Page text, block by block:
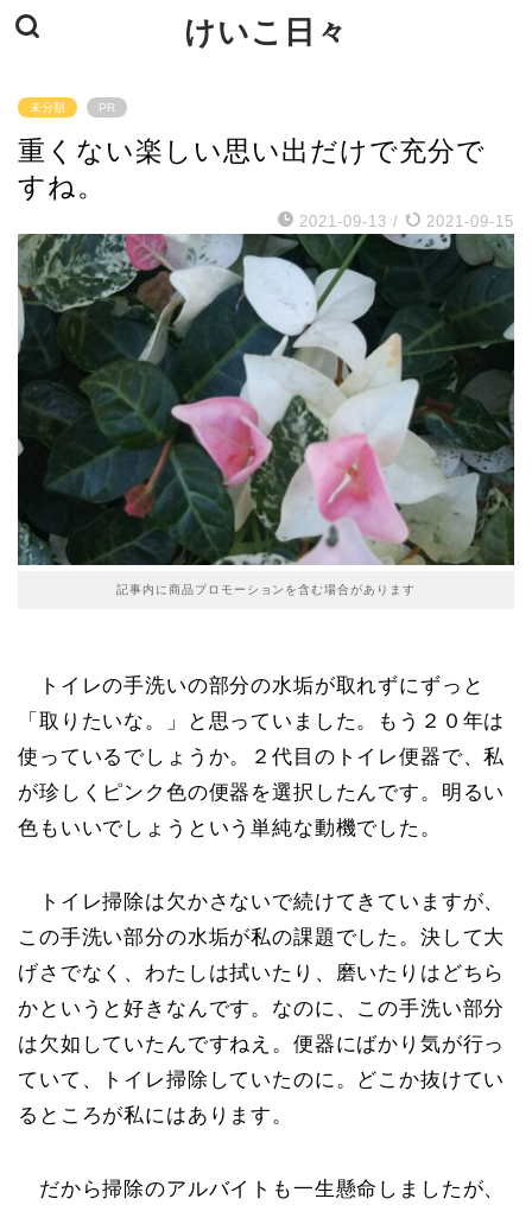
けいこ日々
未分類 PR
重くない楽しい思い出だけで充分で
すね。
2021-09-13 / 2021-09-15
記事内に商品プロモーションを含む場合があります
トイレの手洗いの部分の水垢が取れずにずっと
「取りたいな。」と思っていました。もう２０年は
使っているでしょうか。２代目のトイレ便器で、私
が珍しくピンク色の便器を選択したんです。明るい
色もいいでしょうという単純な動機でした。
トイレ掃除は欠かさないで続けてきていますが、
この手洗い部分の水垢が私の課題でした。決して大
げさでなく、わたしは拭いたり、磨いたりはどちら
かというと好きなんです。なのに、この手洗い部分
は欠如していたんですねえ。便器にばかり気が行っ
ていて、トイレ掃除していたのに。どこか抜けてい
るところが私にはあります。
だから掃除のアルバイトも一生懸命しましたが、